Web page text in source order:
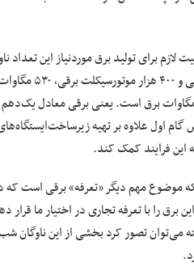
لازم برای تولید برق موردنیاز این تعداد
داد؟ بیان داشت: ۵۰
مصرف شهر تهران روزانه حدود ۵۰۰۰ مگاوات برق است. یعنی
اول علاوه بر تهیه
این فرایند کمک کند.
موضوع مهم دیگر «تعرفه» برقی است که در
برق را با تعرفه تجاری در اختیار ما
می‌توان تصور کرد بخشی از این ناوگان